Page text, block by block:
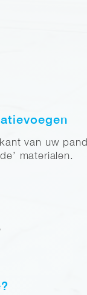
van uw
materialen.